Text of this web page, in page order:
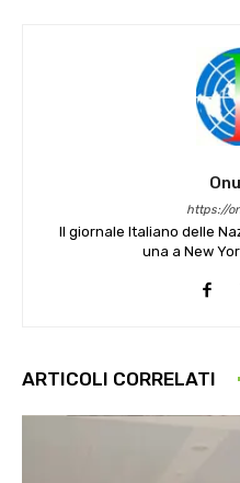
https://
Il giornale Italiano delle
una a New
ARTICOLI CORRELATI